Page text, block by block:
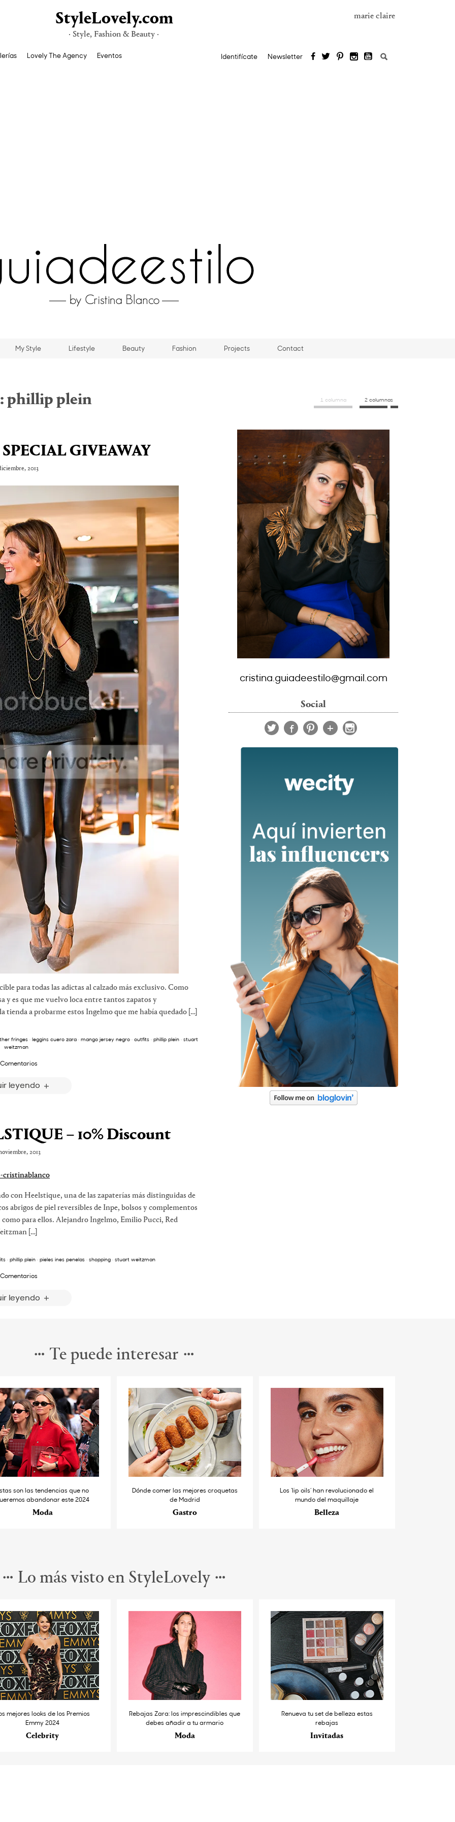
StyleLovely.com
· Style, Fashion & Beauty ·
marie claire
Lovely The Agency Eventos Identifícate Newsletter Buscar:
My Style Lifestyle Beauty Fashion Projects Contact
phillip plein
GIVEAWAY
2013
para todas las adictas al calzado más exclusivo. Como
y es que me vuelvo loca entre tantos zapatos y
a probarme estos Ingelmo que me había quedado […]
fringes· leggins cuero zara· mango jersey negro· outfits· phillip plein· stuart
weitzman
leyendo
– 10% Discount
2013
con Heelstique, una de las zapaterías más distinguidas de
abrigos de piel reversibles de Inpe, bolsos y complementos
para ellos. Alejandro Ingelmo, Emilio Pucci, Red
[…]
· phillip plein · pieles ines penelas · shopping · stuart weitzman
leyendo
1 columna 2 columnas
cristina.guiadeestilo@gmail.com
Social
Te puede interesar
son las tendencias que no
abandonar este 2024
Moda
Dónde comer las mejores croquetas
de Madrid
Gastro
Los ‘lip oils’ han revolucionado el
mundo del maquillaje
Belleza
Lo más visto en StyleLovely
mejores looks de los Premios
Emmy 2024
Celebrity
Rebajas Zara: los imprescindibles que
debes añadir a tu armario
Moda
Renueva tu set de belleza estas
rebajas
Invitadas